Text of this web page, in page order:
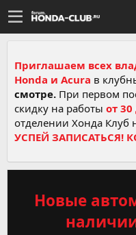
Приглашаем всех
Honda и Acura в
смотре. При первом
скидку на работы от 30
отделении Хонда Клуб
УСПЕЙ ЗАПИСАТЬСЯ!
Новые